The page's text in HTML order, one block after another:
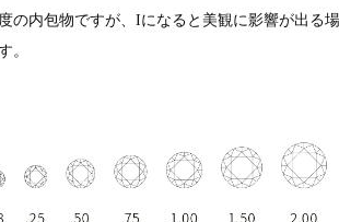
の内包物ですが、Iになると美観に影響が出る
。